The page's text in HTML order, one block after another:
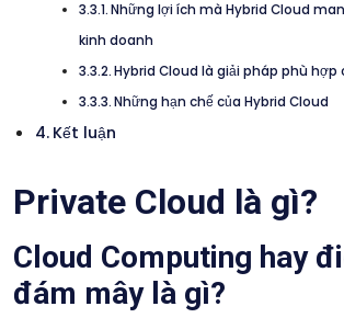
Những lợi ích mà Hybrid Cloud
kinh doanh
Hybrid Cloud là giải pháp phù hợp
Những hạn chế của Hybrid Cloud
Kết luận
Private Cloud là gì?
Cloud Computing hay
đám mây là gì?